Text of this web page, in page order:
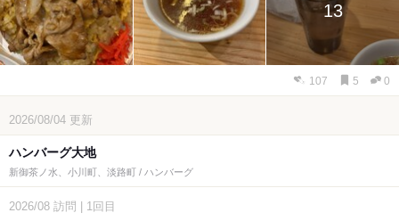
13
107 5 0
2026/08/04 更新
ハンバーグ大地
新御茶ノ水、小川町、淡路町 / ハンバーグ
2026/08 訪問 1回目